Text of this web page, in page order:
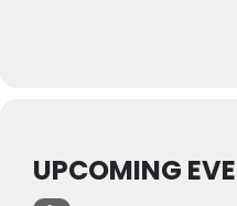
UPCOMING